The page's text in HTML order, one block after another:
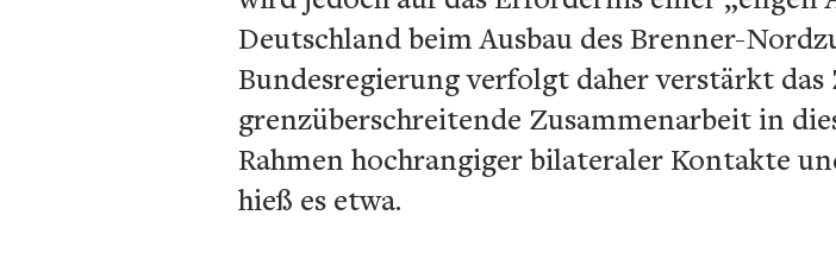
Deutschland beim Ausbau des Brenner-
Bundesregierung verfolgt daher verstärkt
grenzüberschreitende Zusammenarbeit in
Rahmen hochrangiger bilateraler Kontakte
hieß es etwa.